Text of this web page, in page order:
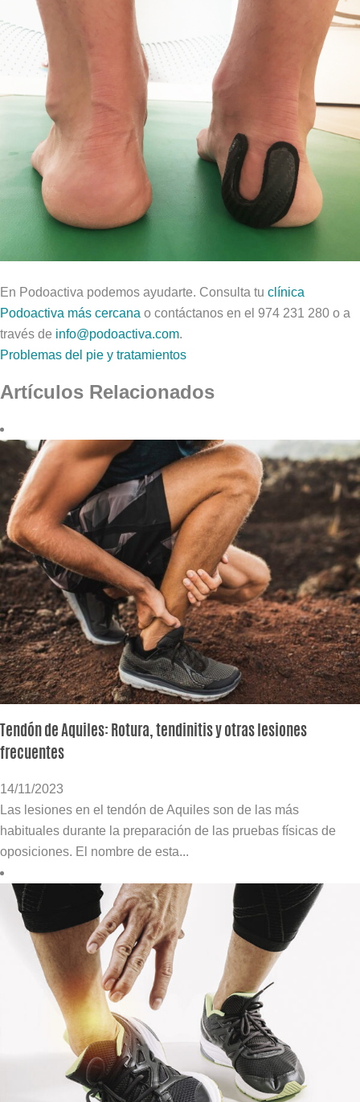
En Podoactiva podemos ayudarte. Consulta tu clínica
Podoactiva más cercana o contáctanos en el 974 231 280 o a
través de info@podoactiva.com.
Problemas del pie y tratamientos
Artículos Relacionados
Tendón de Aquiles: Rotura, tendinitis y otras lesiones
frecuentes
14/11/2023
Las lesiones en el tendón de Aquiles son de las más
habituales durante la preparación de las pruebas físicas de
oposiciones. El nombre de esta...